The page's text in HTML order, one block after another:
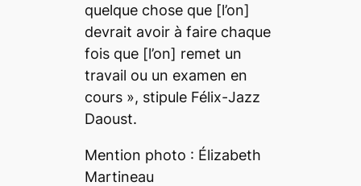
quelque chose que [l’on]
devrait avoir à faire chaque
fois que[l’on] remet un
travail ou un examen en
cours », stipule Félix-Jazz
Daoust.
Mention photo : Élizabeth
Martineau